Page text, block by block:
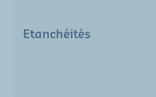
Etanchéités